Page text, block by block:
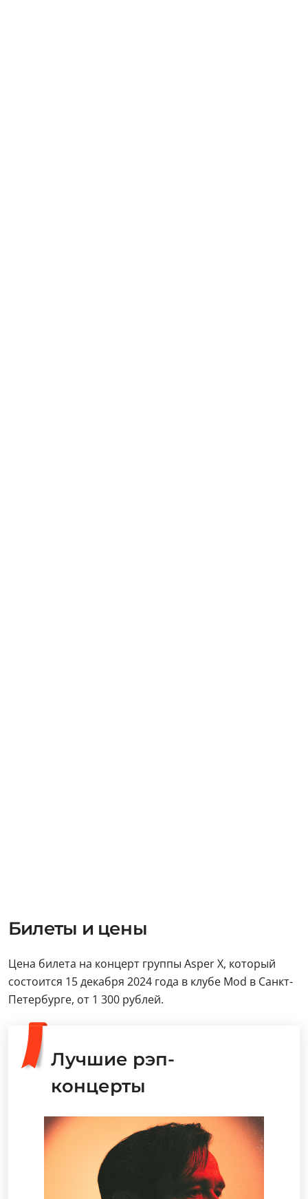
Билеты и цены
Цена билета на концерт группы Asper X, который
состоится 15 декабря 2024 года в клубе Mod в Санкт-
Петербурге, от 1 300 рублей.
Лучшие рэп-
концерты